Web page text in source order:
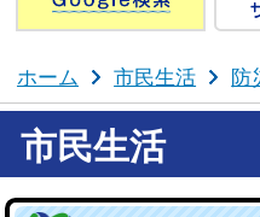
ホーム 市民生活 防
市民生活